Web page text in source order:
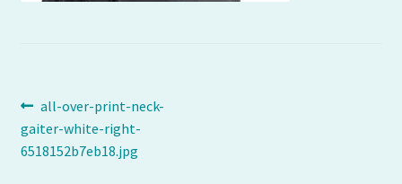
Navigation
de
Article
précédent :
all-over-print-neck-
gaiter-white-right-
6518152b7eb18.jpg